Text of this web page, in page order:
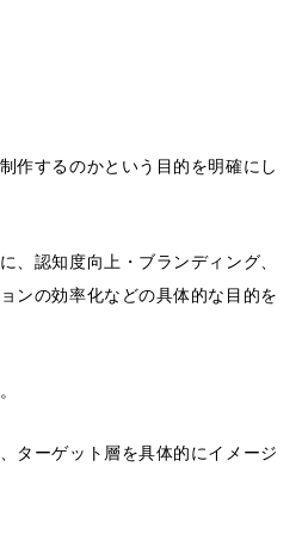
作するのかという目的を明確にし
、認知度向上・ブランディング、
ンの効率化などの具体的な目的を
ターゲット層を具体的にイメージ